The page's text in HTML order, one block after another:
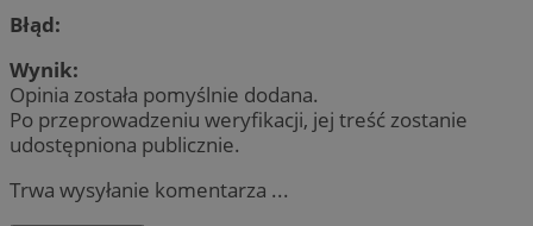
Błąd:
Wynik:
Opinia została pomyślnie dodana.
Po przeprowadzeniu weryfikacji, jej treść zostanie
udostępniona publicznie.
Trwa wysyłanie komentarza ...